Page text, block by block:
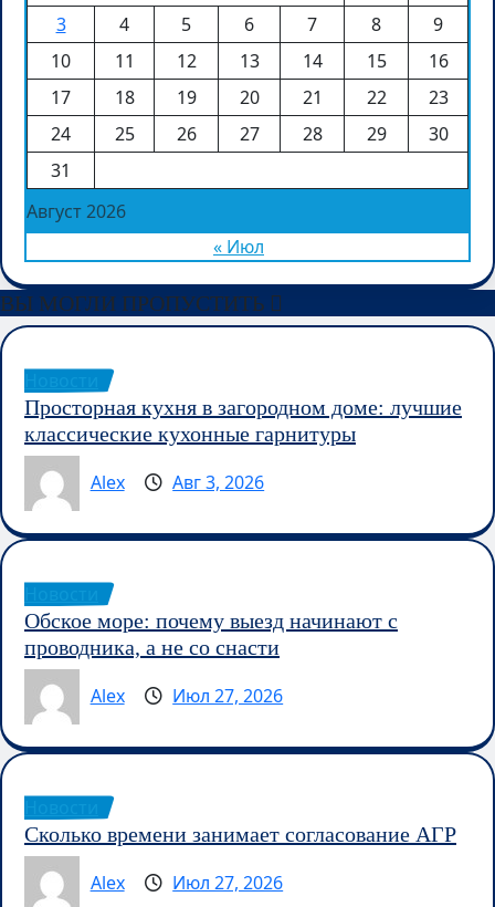
Август 2026
3
4 5 6 7 8
9
10
11 12 13 14 15
16
17
18 19 20 21 22
23
24
25 26 27 28 29
30
31
« Июл
ВЫ МОГЛИ ПРОПУСТИТЬ
Просторная кухня в загородном доме: лучшие
классические кухонные гарнитуры
Alex
Авг 3, 2026
Обское море: почему выезд начинают с
проводника, а не со снасти
Alex
Июл 27, 2026
Сколько времени занимает согласование АГР
Alex
Июл 27, 2026